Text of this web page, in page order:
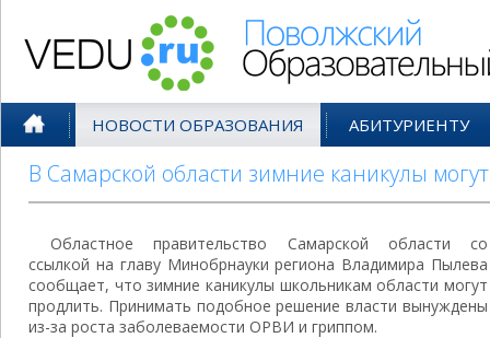
НОВОСТИ ОБРАЗОВАНИЯ АБИТУРИЕНТУ
В Самарской области зимние каникулы
Областное правительство Самарской области со
ссылкой на главу Минобрнауки региона Владимира Пылева
сообщает, что зимние каникулы школьникам области могут
продлить. Принимать подобное решение власти вынуждены
из-за роста заболеваемости ОРВИ и гриппом.